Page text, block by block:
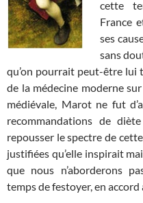
cette
France
ses
sans
qu’on pourrait peut-être lui
de la médecine moderne
médiévale, Marot ne fut
recommandations de
repousser le spectre de
justifiées qu’elle inspirait
que nous n’aborderons
temps de festoyer, en accord